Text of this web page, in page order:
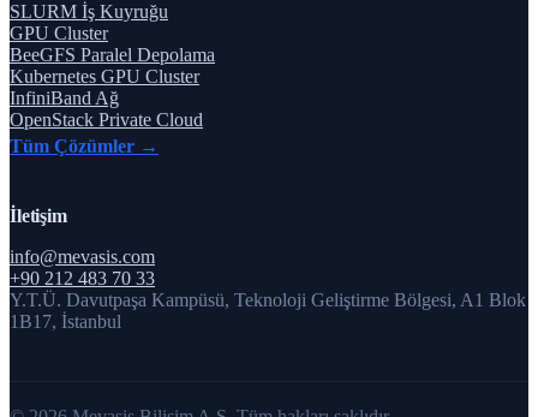
SLURM İş Kuyruğu
GPU Cluster
BeeGFS Paralel Depolama
Kubernetes GPU Cluster
InfiniBand Ağ
OpenStack Private Cloud
Tüm Çözümler →
İletişim
info@mevasis.com
+90 212 483 70 33
Y.T.Ü. Davutpaşa Kampüsü, Teknoloji Geliştirme Bölgesi, A1 Blok
1B17, İstanbul